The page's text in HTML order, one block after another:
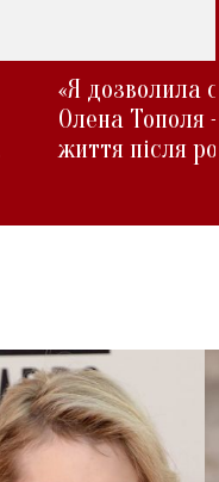
«Я дозволила
Олена Тополя
життя після